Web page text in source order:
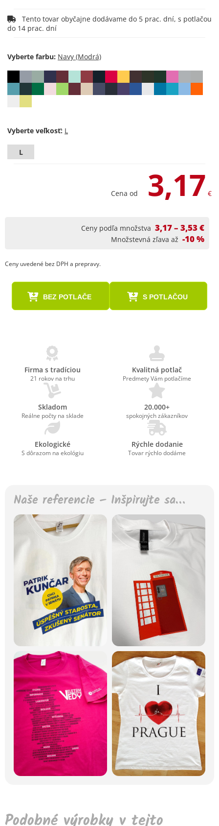
do 14 prac. dní
Vyberte farbu:
Vyberte veľkosť:
L
Cena od 3,17 €
Ceny podľa množstva 3,17 – 3,53 €
Množstevná zľava až -10 %
Ceny uvedené bez DPH a prepravy.
BEZ POTLAČE S POTLAČOU
Firma s tradíciou
21 rokov na trhu
Kvalitná potlač
Predmety Vám potlačíme
Skladom
Reálne počty na sklade
20.000+
spokojných zákazníkov
Ekologické
S dôrazom na ekológiu
Rýchle dodanie
Tovar rýchlo dodáme
Naše referencie – Inšpirujte sa…
Podobné výrobky v tejto